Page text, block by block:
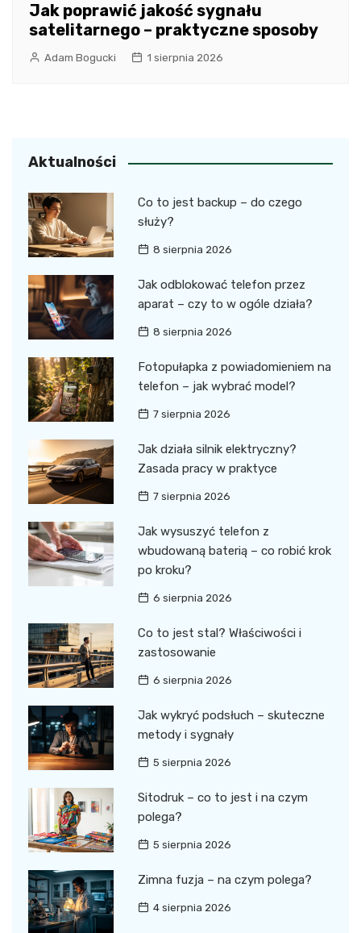
Jak poprawić jakość sygnału
satelitarnego – praktyczne sposoby
Adam Bogucki 1 sierpnia 2026
Aktualności
Co to jest backup – do czego
służy?
8 sierpnia 2026
Jak odblokować telefon przez
aparat – czy to w ogóle działa?
8 sierpnia 2026
Fotopułapka z powiadomieniem na
telefon – jak wybrać model?
7 sierpnia 2026
Jak działa silnik elektryczny?
Zasada pracy w praktyce
7 sierpnia 2026
Jak wysuszyć telefon z
wbudowaną baterią – co robić krok
po kroku?
6 sierpnia 2026
Co to jest stal? Właściwości i
zastosowanie
6 sierpnia 2026
Jak wykryć podsłuch – skuteczne
metody i sygnały
5 sierpnia 2026
Sitodruk – co to jest i na czym
polega?
5 sierpnia 2026
Zimna fuzja – na czym polega?
4 sierpnia 2026